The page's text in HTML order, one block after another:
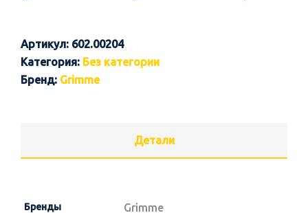
Артикул: 602.00204
Категория: Без категории
Бренд: Grimme
Детали
Бренды Grimme